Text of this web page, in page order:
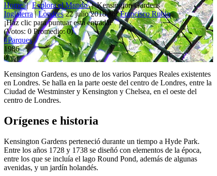
Home |Explora el Mundo |Kensington Gardens
Inglaterra|Londres 22 julio 2018porFrancisco Rubio
¡Haz clic para puntuar esta entrada!
(Votos: 0 Promedio:0)
#Parques
1986
0
Kensington Gardens, es uno de los varios Parques Reales existentes
en Londres. Se halla en la parte oeste del centro de Londres, entre la
Ciudad de Westminster y Kensington y Chelsea, en el oeste del
centro de Londres.
Orígenes e historia
Kensington Gardens perteneció durante un tiempo a Hyde Park.
Entre los años 1728 y 1738 se diseñó con elementos de la época,
entre los que se incluía el lago Round Pond, además de algunas
avenidas, y un jardín holandés.